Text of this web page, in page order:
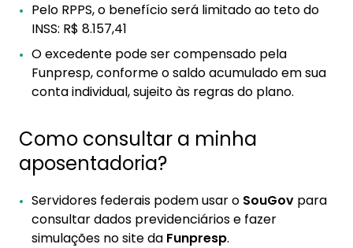
Pelo RPPS, o benefício será limitado ao teto do
INSS: R$ 8.157,41
O excedente pode ser compensado pela
Funpresp, conforme o saldo acumulado em sua
conta individual, sujeito às regras do plano.
Como consultar a minha
aposentadoria?
Servidores federais podem usar o SouGov para
consultar dados previdenciários e fazer
simulações no site da Funpresp.